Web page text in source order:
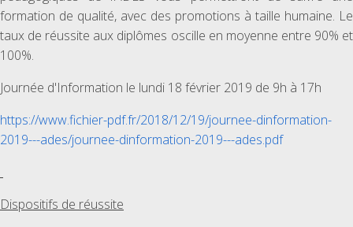
formation de qualité, avec des promotions à taille humaine. Le
taux de réussite aux diplômes oscille en moyenne entre 90% et
100%.
Journée d'Information le lundi 18 février 2019 de 9h à 17h
https://www.fichier-pdf.fr/2018/12/19/journee-dinformation-
2019---ades/journee-dinformation-2019---ades.pdf
Dispositifs de réussite